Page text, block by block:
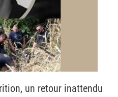
un retour inattendu